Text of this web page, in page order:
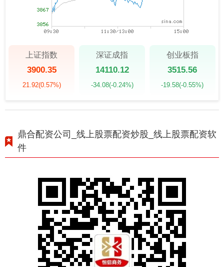
上证指数
3900.35
21.92(0.57%)
深证成指
14110.12
-34.08(-0.24%)
创业板指
3515.56
-19.58(-0.55%)
鼎合配资公司_线上股票配资炒股_线上股票配资软
件